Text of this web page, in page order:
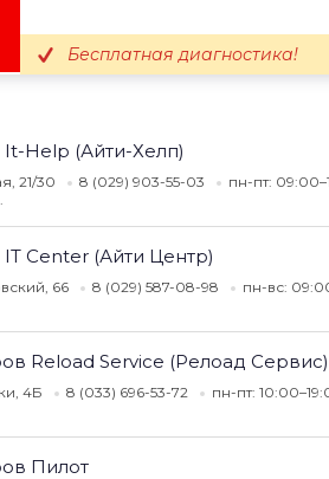
Бесплатная диагностика!
Help (Айти-Хелп)
21/30 8 (029) 903-55-03 пн-пт:
Center (Айти Центр)
66 8 (029) 587-08-98 пн-вс:
Reload Service (Релоад Сервис)
4Б 8 (033) 696-53-72 пн-пт:
Пилот